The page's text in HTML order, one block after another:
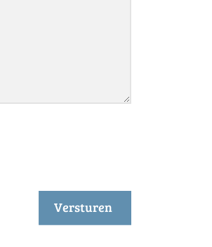
Versturen